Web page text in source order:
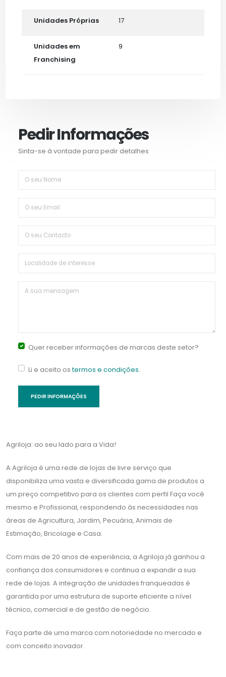
Unidades Próprias 17
Unidades em
Franchising
9
Pedir Informações
Sinta-se à vontade para pedir detalhes
Quer receber informações de marcas deste setor?
Li e aceito ostermos e condições.
Agriloja: ao seu lado para a Vida!
A Agriloja é uma rede de lojas de livre serviço que
disponibiliza uma vasta e diversificada gama de produtos a
um preço competitivo para os clientes com perfil Faça você
mesmo e Profissional, respondendo às necessidades nas
áreas de Agricultura, Jardim, Pecuária, Animais de
Estimação, Bricolage e Casa.
Com mais de 20 anos de experiência, a Agriloja já ganhou a
confiança dos consumidores e continua a expandir a sua
rede de lojas. A integração de unidades franqueadas é
garantida por uma estrutura de suporte eficiente a nível
técnico, comercial e de gestão de negócio.
Faça parte de uma marca com notoriedade no mercado e
com conceito inovador.